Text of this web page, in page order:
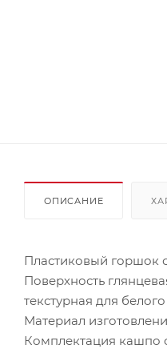
ОПИСАНИЕ
Пластиковый горшок
Поверхность
текстурная для
Материал
Комплектация кашпо